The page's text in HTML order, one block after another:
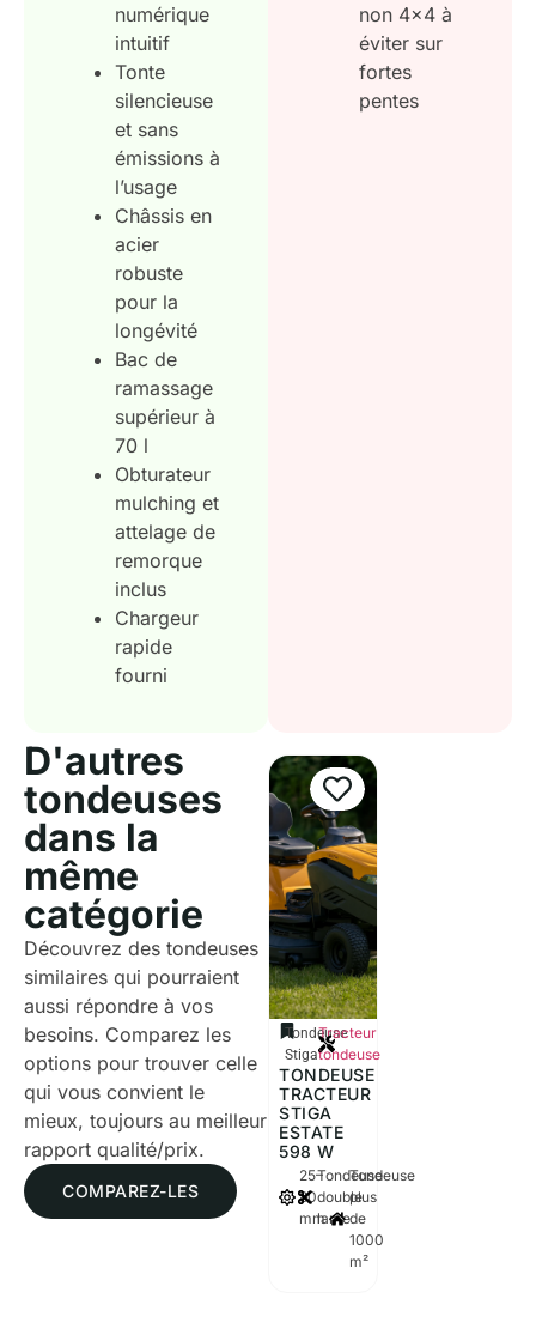
numérique
intuitif
Tonte
silencieuse
et sans
émissions à
l’usage
Châssis en
acier
robuste
pour la
longévité
Bac de
ramassage
supérieur à
70 l
Obturateur
mulching et
attelage de
remorque
inclus
Chargeur
rapide
fourni
non 4×4 à
éviter sur
fortes
pentes
D'autres
tondeuses
dans la
même
catégorie
Découvrez des tondeuses
similaires qui pourraient
aussi répondre à vos
besoins. Comparez les
options pour trouver celle
qui vous convient le
mieux, toujours au meilleur
rapport qualité/prix.
COMPAREZ-LES
Tondeuse
Stiga
Tracteur
tondeuse
TONDEUSE
TRACTEUR
STIGA
ESTATE
598 W
25–
80
mm
Tondeuse
double
lame
Tondeuse
plus
de
1000
m²